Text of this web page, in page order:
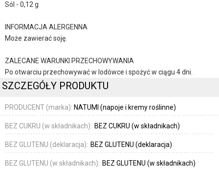
Sól - 0,12 g
INFORMACJA ALERGENNA
Może zawierać soję.
ZALECANE WARUNKI PRZECHOWYWANIA
Po otwarciu przechowywać w lodówce i spożyć w ciągu 4 dni.
SZCZEGÓŁY PRODUKTU
PRODUCENT (marka): NATUMI (napoje i kremy roślinne)
BEZ CUKRU (w składnikach): BEZ CUKRU (w składnikach)
BEZ GLUTENU (deklaracja): BEZ GLUTENU (deklaracja)
BEZ GLUTENU (w składnikach): BEZ GLUTENU (w składnikach)